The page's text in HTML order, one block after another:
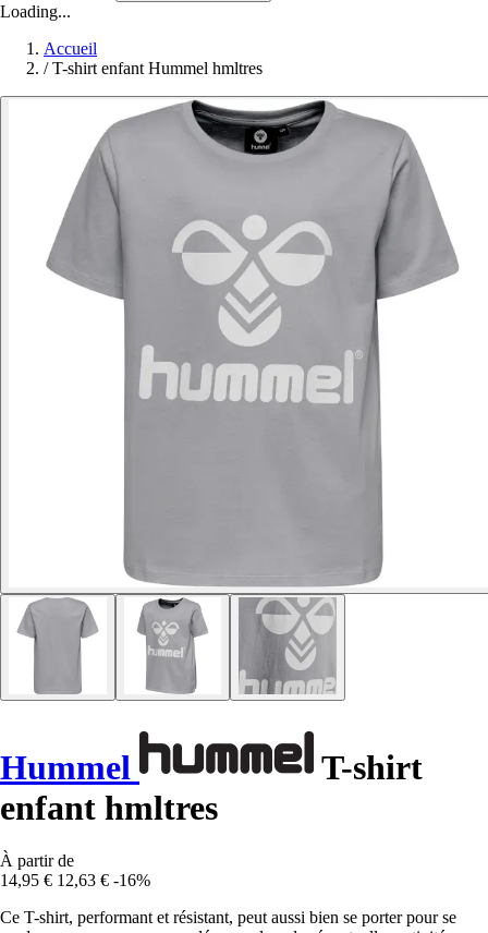
Loading...
Accueil
/ T-shirt enfant Hummel hmltres
Hummel
T-shirt
enfant hmltres
À partir de
14,95 € 12,63 € -16%
Ce T-shirt, performant et résistant, peut aussi bien se porter pour se